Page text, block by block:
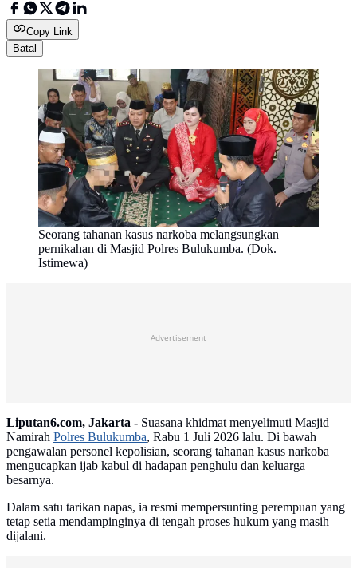
Copy Link
Batal
Seorang tahanan kasus narkoba melangsungkan
pernikahan di Masjid Polres Bulukumba. (Dok.
Istimewa)
Advertisement
Liputan6.com, Jakarta - Suasana khidmat menyelimuti Masjid
Namirah Polres Bulukumba, Rabu 1 Juli 2026 lalu. Di bawah
pengawalan personel kepolisian, seorang tahanan kasus narkoba
mengucapkan ijab kabul di hadapan penghulu dan keluarga
besarnya.
Dalam satu tarikan napas, ia resmi mempersunting perempuan yang
tetap setia mendampinginya di tengah proses hukum yang masih
dijalani.